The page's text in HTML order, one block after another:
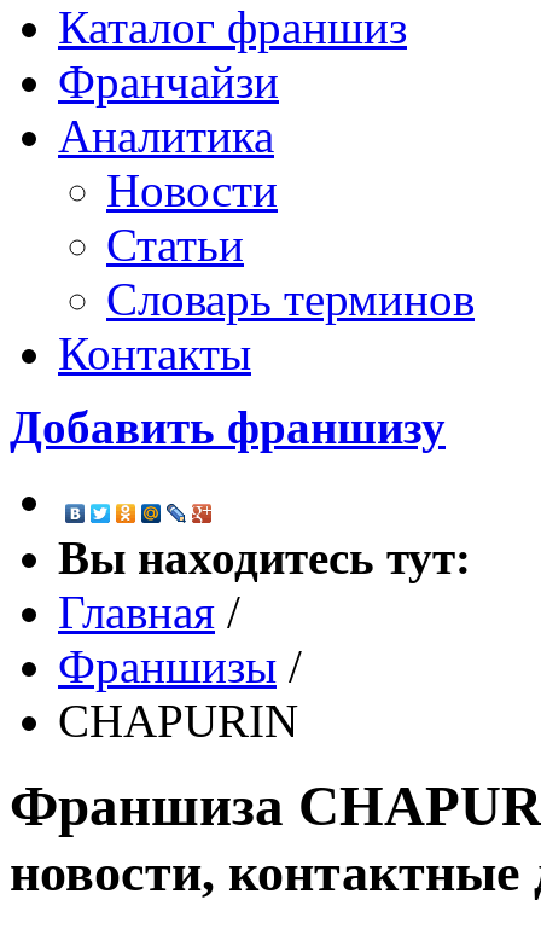
Каталог франшиз
Франчайзи
Аналитика
Новости
Статьи
Словарь терминов
Контакты
Добавить франшизу
Вы находитесь тут:
Главная /
Франшизы /
CHAPURIN
Франшиза
новости,